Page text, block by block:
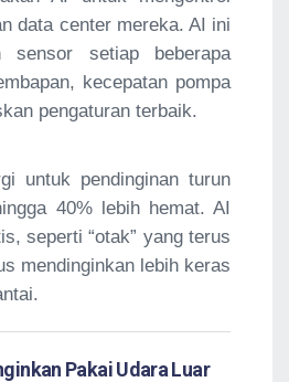
data center mereka. AI ini
sensor setiap beberapa
kecepatan pompa
pengaturan terbaik.
untuk pendinginan turun
40% lebih hemat. AI
seperti “otak” yang terus
mendinginkan lebih keras
Pakai Udara Luar